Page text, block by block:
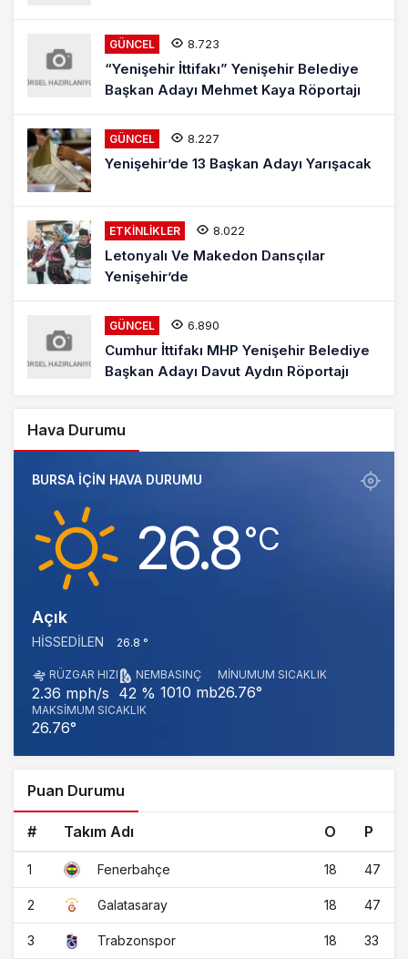
GÜNCEL 8.723
“Yenişehir İttifakı” Yenişehir Belediye
Başkan Adayı Mehmet Kaya Röportajı
GÜNCEL 8.227
Yenişehir’de 13 Başkan Adayı Yarışacak
ETKINLIKLER 8.022
Letonyalı Ve Makedon Dansçılar
Yenişehir’de
GÜNCEL 6.890
Cumhur İttifakı MHP Yenişehir Belediye
Başkan Adayı Davut Aydın Röportajı
Hava Durumu
BURSA IÇIN HAVA DURUMU
26.8‎°C
Açık
HISSEDILEN 26.8 °
RÜZGAR HIZI
2.36 mph/s
NEM
42 %
BASINÇ
1010 mb
MINUMUM SICAKLIK
26.76°
MAKSIMUM SICAKLIK
26.76°
Puan Durumu
# Takım Adı O P
1 Fenerbahçe 18 47
2 Galatasaray 18 47
3 Trabzonspor 18 33